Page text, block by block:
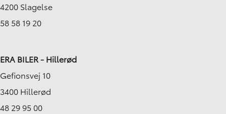
4200 Slagelse
58 58 19 20
ERA BILER - Hillerød
Gefionsvej 10
3400 Hillerød
48 29 95 00